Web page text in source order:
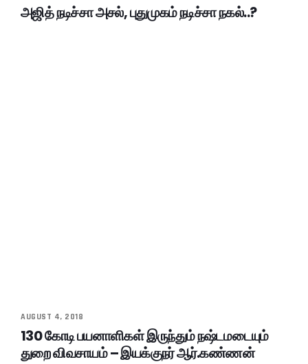
அஜித் நடிச்சா அசல், புதுமுகம் நடிச்சா நகல்..?
AUGUST 4, 2018
130 கோடி பயனாளிகள் இருந்தும் நஷ்டமடையும்
துறை விவசாயம் – இயக்குநர் ஆர்.கண்ணன்